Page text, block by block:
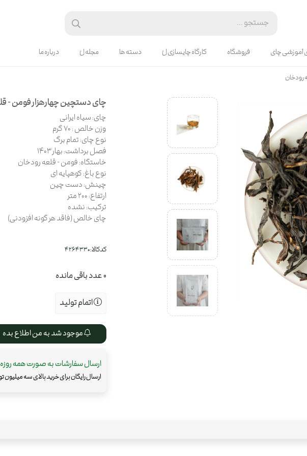
آموزشی چای فروشگاه کارگاه چایسازی لُ دسته ها مجله لُ درباره ما
رودخان
چای دستچین چهارهزار فومن -
چای: سیاه ایرانی
وزن خالص : 70 گرم
نوع چای: تمام برگ
فصل برداشت: بهار ۱۴۰۳
خاستگاه: فومن - قلعه رودخان
نوع باغ: کوهپایه ای
چینش: دست چین
ارتفاع: 200 متر
ترکیب: نشده
چای خالص (فاقد هر گونه افزودنی)
کدکالا:
0عدد باقی مانده
اتمام تولید
موجود شد به من اطلاع بده
ارسال سفارشات به صورت همه روزه
ارسال رایگان برای خرید بالای سه میلیون